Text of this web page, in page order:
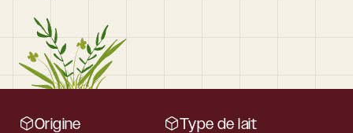
Origine Type de lait